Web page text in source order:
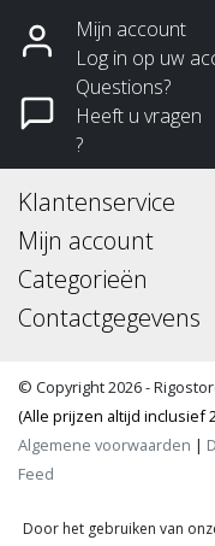
Mijn account
Log in op uw
Questions?
Heeft u vragen
?
Klantenservice
Mijn account
Categorieën
Contactgegevens
© Copyright 2026 -
(Alle prijzen altijd inclusief
Algemene voorwaarden |
Feed
Door het gebruiken van